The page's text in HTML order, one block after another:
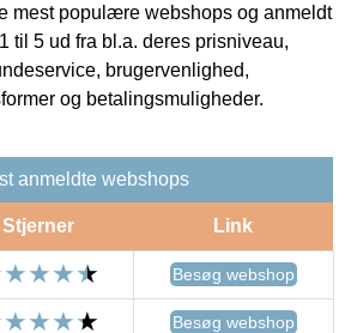
mest populære webshops og anmeldt
til 5 ud fra bl.a. deres prisniveau,
brugervenlighed,
og betalingsmuligheder.
anmeldte webshops
Stjerner Link
Besøg webshop
Besøg webshop